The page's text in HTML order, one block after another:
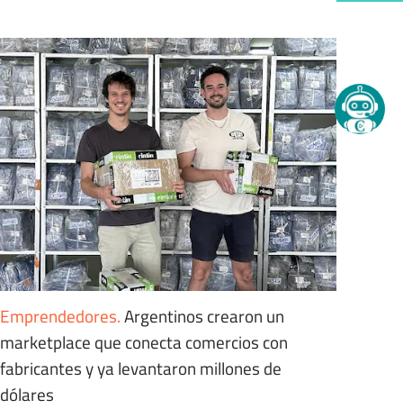
Emprendedores.Argentinos crearon un
marketplace que conecta comercios con
fabricantes y ya levantaron millones de
dólares